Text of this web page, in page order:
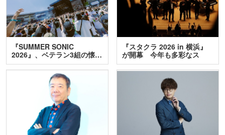
『SUMMER SONIC
2026』、ベテラン3組の懐…
『スタクラ 2026 in 横浜』
が開幕 今年も多彩なス
テ…